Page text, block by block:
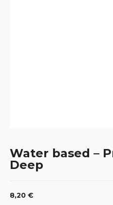
Water based –
Deep
8,20 €